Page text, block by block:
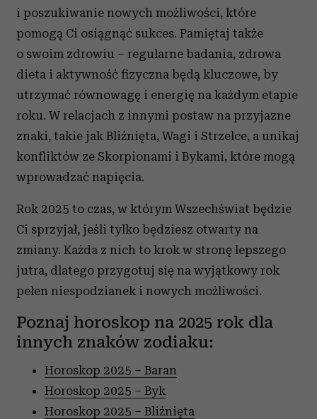
i poszukiwanie nowych możliwości, które
pomogą Ci osiągnąć sukces. Pamiętaj także
o swoim zdrowiu – regularne badania, zdrowa
dieta i aktywność fizyczna będą kluczowe, by
utrzymać równowagę i energię na każdym etapie
roku. W relacjach z innymi postaw na przyjazne
znaki, takie jak Bliźnięta, Wagi i Strzelce, a unikaj
konfliktów ze Skorpionami i Bykami, które mogą
wprowadzać napięcia.
Rok 2025 to czas, w którym Wszechświat będzie
Ci sprzyjał, jeśli tylko będziesz otwarty na
zmiany. Każda z nich to krok w stronę lepszego
jutra, dlatego przygotuj się na wyjątkowy rok
pełen niespodzianek i nowych możliwości.
Poznaj horoskop na 2025 rok dla
innych znaków zodiaku:
Horoskop 2025 – Baran
Horoskop 2025 – Byk
Horoskop 2025 – Bliźnięta